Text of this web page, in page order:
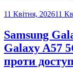
11 Квітня, 202611
Samsung
Galaxy A57
проти